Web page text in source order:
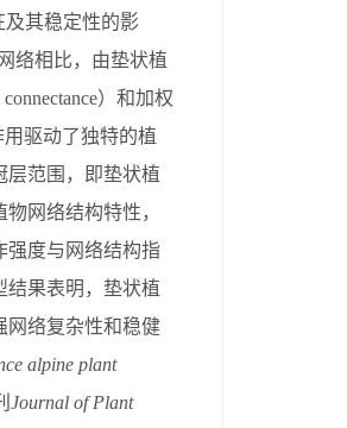
及其稳定性的影
络相比，由垫状植
）和加权
驱动了独特的植
层范围，即垫状植
物网络结构特性，
强度与网络结构指
结果表明，垫状植
网络复杂性和稳健
alpine plant
Journal of Plant